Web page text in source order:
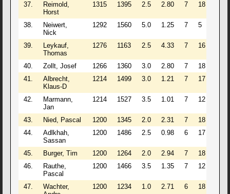
37.
Reimold,
Horst
1315 1395 2.5 2.80 7 18
38.
Neiwert,
Nick
1292 1560 5.0 1.25 7 5
39.
Leykauf,
Thomas
1276 1163 2.5 4.33 7 16
40. Zollt, Josef 1266 1360 3.0 2.80 7 18
41.
Albrecht,
Klaus-D
1214 1499 3.0 1.21 7 17
42.
Marmann,
Jan
1214 1527 3.5 1.01 7 12
43. Nied, Pascal 1200 1345 2.0 2.31 7 18
44.
Adlkhah,
Sassan
1200 1486 2.5 0.98 6 17
45. Burger, Tim 1200 1264 2.0 2.94 7 18
46.
Rauthe,
Pascal
1200 1466 3.5 1.35 7 12
47.
Wachter,
1200 1234 1.0 2.71 6 18